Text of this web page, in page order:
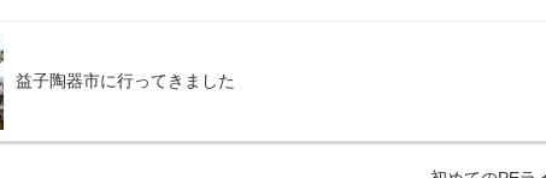
益子陶器市に行ってきました